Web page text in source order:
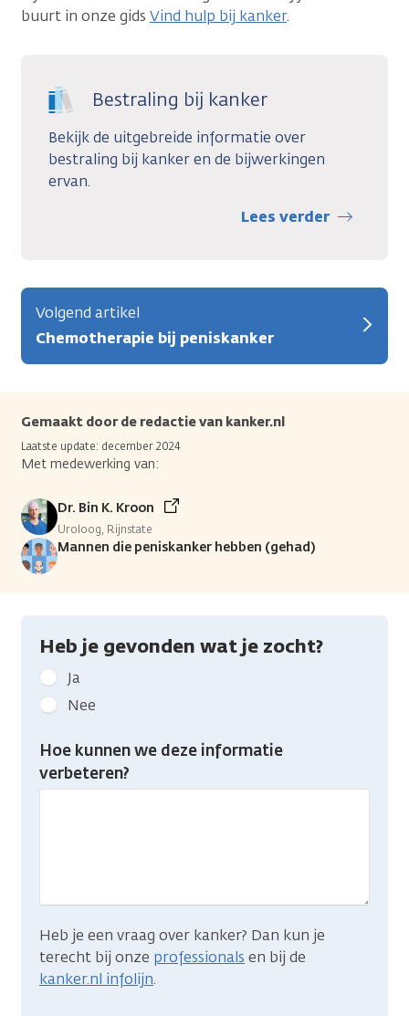
buurt in onze gids Vind hulp bij kanker.
Bestraling bij kanker
Bekijk de uitgebreide informatie over
bestraling bij kanker en de bijwerkingen
ervan.
Lees verder
Volgend artikel
Chemotherapie bij peniskanker
Gemaakt door de redactie van kanker.nl
Laatste update: december 2024
Met medewerking van:
Dr. Bin K. Kroon
Uroloog, Rijnstate
Mannen die peniskanker hebben (gehad)
Heb je gevonden wat je zocht?
Geef
kanker.nl
feedback:
Heb
gevonden
Ja
Nee
Hoe kunnen we deze informatie
verbeteren?
Heb je een vraag over kanker? Dan kun je
terecht bij onze professionals en bij de
kanker.nl infolijn.